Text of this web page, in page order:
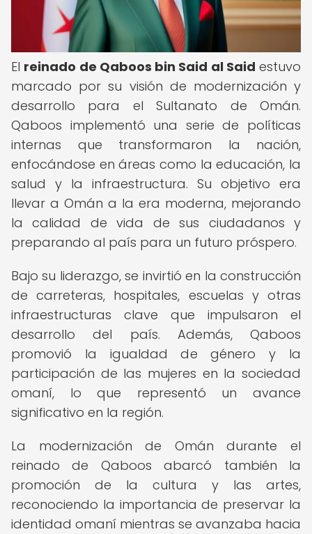
El reinado de Qaboos bin Said al Said estuvo
marcado por su visión de modernización y
desarrollo para el Sultanato de Omán.
Qaboos implementó una serie de políticas
internas que transformaron la nación,
enfocándose en áreas como la educación, la
salud y la infraestructura. Su objetivo era
llevar a Omán a la era moderna, mejorando
la calidad de vida de sus ciudadanos y
preparando al país para un futuro próspero.
Bajo su liderazgo, se invirtió en la construcción
de carreteras, hospitales, escuelas y otras
infraestructuras clave que impulsaron el
desarrollo del país. Además, Qaboos
promovió la igualdad de género y la
participación de las mujeres en la sociedad
omaní, lo que representó un avance
significativo en la región.
La modernización de Omán durante el
reinado de Qaboos abarcó también la
promoción de la cultura y las artes,
reconociendo la importancia de preservar la
identidad omaní mientras se avanzaba hacia